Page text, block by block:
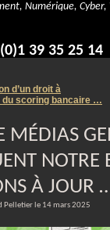
Numérique, Cyber,
39 35 25 14
d’un droit à
du scoring bancaire …
MÉDIAS
NOTRE
À JOUR
Pelletier le 14 mars 2025